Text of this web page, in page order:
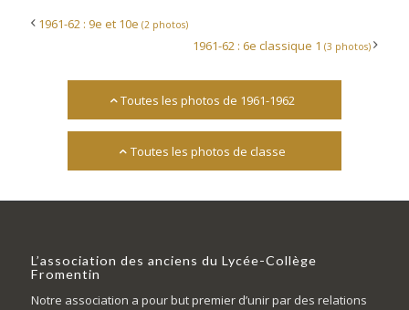
1961-62 : 9e et 10e (2 photos)
1961-62 : 6e classique 1(3 photos)
Toutes les photos de 1961-1962
Toutes les photos de classe
L’association des anciens du Lycée-Collège
Fromentin
Notre association a pour but premier d’unir par des relations